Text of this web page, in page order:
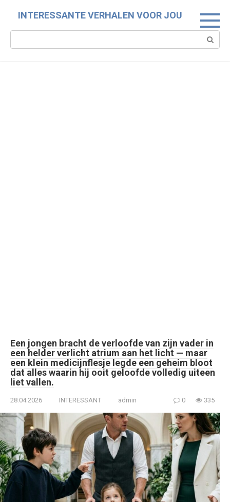
INTERESSANTE VERHALEN VOOR JOU
Een jongen bracht de verloofde van zijn vader in
een helder verlicht atrium aan het licht — maar
een klein medicijnflesje legde een geheim bloot
dat alles waarin hij ooit geloofde volledig uiteen
liet vallen.
28.04.2026 INTERESSANT admin 0 335